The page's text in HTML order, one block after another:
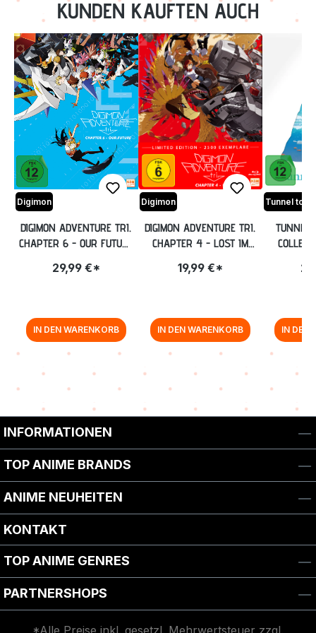
KUNDEN KAUFTEN AUCH
Digimon
DIGIMON ADVENTURE TRI.
CHAPTER 6 - OUR FUTURE
29,99 €*
IN DEN WARENKORB
Digimon
DIGIMON ADVENTURE TRI.
CHAPTER 4 - LOST IM
19,99 €*
IN DEN WARENKORB
TUNNEL
IN DEN
INFORMATIONEN
TOP ANIME BRANDS
ANIME NEUHEITEN
KONTAKT
TOP ANIME GENRES
PARTNERSHOPS